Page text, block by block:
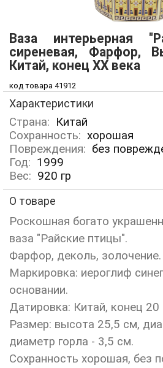
Ваза интерьерная
сиреневая, Фарфор,
Китай, конец ХХ века
код товара 41912
Характеристики
Страна: Китай
Сохранность: хорошая
Повреждения: без
Год: 1999
Вес: 920 гр
О товаре
Роскошная богато
ваза "Райские птицы".
Фарфор, деколь, золочение.
Маркировка: иероглиф
основании.
Датировка: Китай, конец 20
Размер: высота 25,5 см,
диаметр горла - 3,5 см.
Сохранность хорошая, без